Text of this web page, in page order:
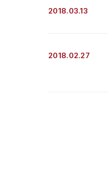
2018.03.13
2018.02.27